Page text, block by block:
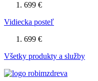
699 €
Vidiecka posteľ
699 €
Všetky produkty a služby